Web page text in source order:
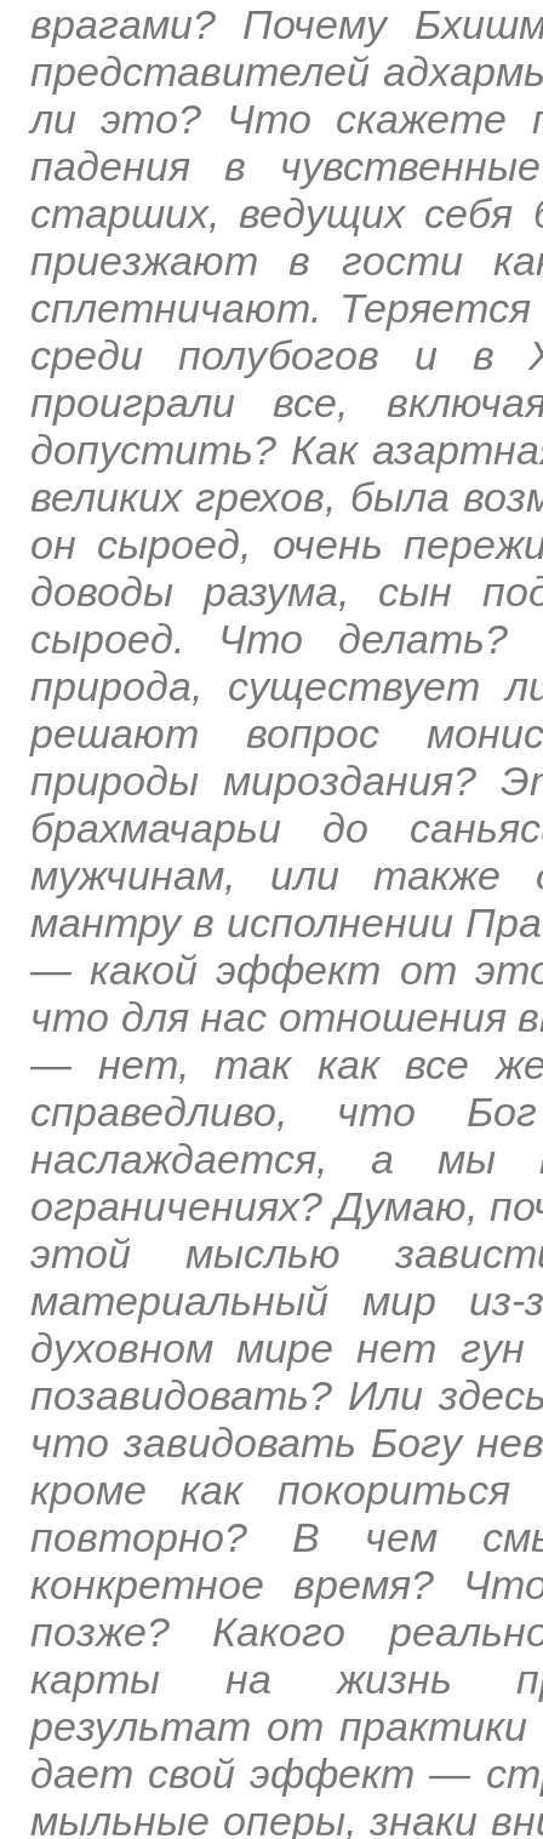
врагами? Почему
представителей
ли это? Что скажете
падения в
старших, ведущих себя
приезжают в гости
сплетничают.
среди полубогов и в
проиграли все,
допустить? Как
великих грехов, была
он сыроед, очень
доводы разума, сын
сыроед. Что делать?
природа, существует
решают вопрос
природы мироздания?
брахмачарьи до
мужчинам, или также
мантру в исполнении
— какой эффект от
что для нас отношения
— нет, так как все
справедливо, что
наслаждается, а мы
ограничениях? Думаю,
этой мыслью
материальный мир
духовном мире нет
позавидовать? Или
что завидовать Богу
кроме как
повторно? В чем
конкретное время?
позже? Какого
карты на жизнь
результат от
дает свой эффект —
мыльные оперы, знаки